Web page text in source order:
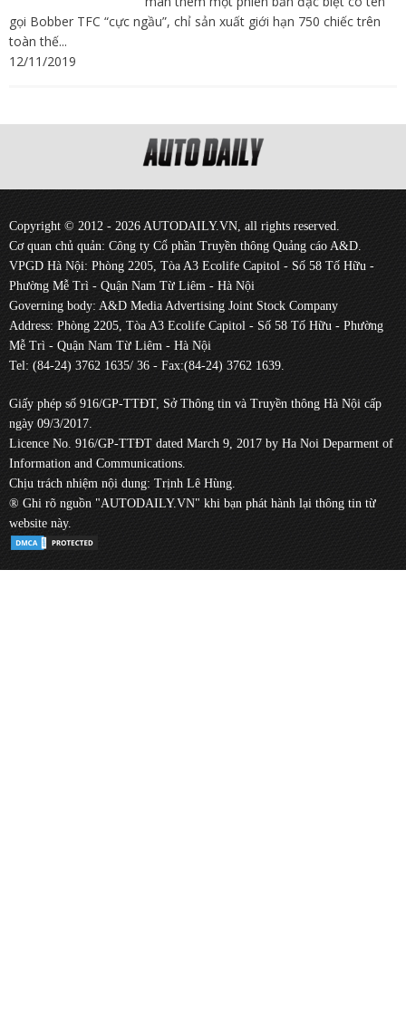
gọi Bobber TFC “cực ngầu”, chỉ sản xuất giới hạn 750 chiếc trên
toàn thế...
12/11/2019
Copyright © 2012 - 2026 AUTODAILY.VN, all rights reserved.
Cơ quan chủ quản: Công ty Cổ phần Truyền thông Quảng cáo A&D.
VPGD Hà Nội: Phòng 2205, Tòa A3 Ecolife Capitol - Số 58 Tố Hữu -
Phường Mễ Trì - Quận Nam Từ Liêm - Hà Nội
Governing body: A&D Media Advertising Joint Stock Company
Address: Phòng 2205, Tòa A3 Ecolife Capitol - Số 58 Tố Hữu - Phường
Mễ Trì - Quận Nam Từ Liêm - Hà Nội
Tel: (84-24) 3762 1635/ 36 - Fax:(84-24) 3762 1639.
Giấy phép số 916/GP-TTĐT, Sở Thông tin và Truyền thông Hà Nội cấp
ngày 09/3/2017.
Licence No. 916/GP-TTĐT dated March 9, 2017 by Ha Noi Deparment of
Information and Communications.
Chịu trách nhiệm nội dung: Trịnh Lê Hùng.
® Ghi rõ nguồn "AUTODAILY.VN" khi bạn phát hành lại thông tin từ
website này.